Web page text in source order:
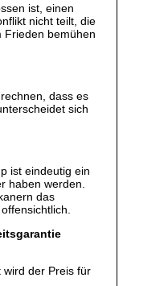
ist, einen
nicht teilt, die
Frieden bemühen
dass es
sich
ist eindeutig ein
haben werden.
das
wird der Preis für